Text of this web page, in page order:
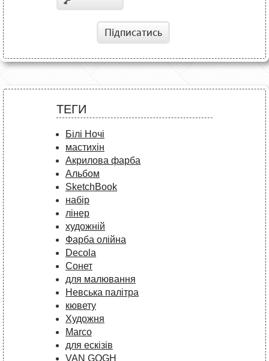
Підписатись
ТЕГИ
Білі Ночі
мастихін
Акрилова фарба
Альбом
SketchBook
набір
лінер
художній
Фарба олійна
Decola
Сонет
для малювання
Невська палітра
кювету
Художня
Marco
для ескізів
VAN GOGH